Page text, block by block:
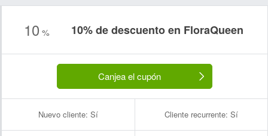
10 % 10% de descuento en FloraQueen
Canjea el cupón
Nuevo cliente: Sí Cliente recurrente: Sí